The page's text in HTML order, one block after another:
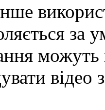
можуть
відео